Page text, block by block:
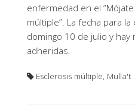
enfermedad en el
múltiple”. La fecha para
domingo 10 de julio y hay
adheridas.
Esclerosis múltiple, Mulla't